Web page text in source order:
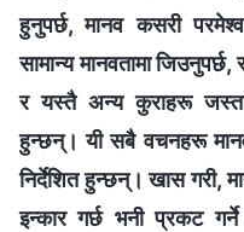
हुनुपर्छ, मानव कसरी
सामान्य मानवतामा
र यस्तै अन्य कुराहरू जस्ता
हुन्छन्। यी सबै वचनहरू
निर्देशित हुन्छन्। खास गरी,
इन्कार गर्छ भनी प्रकट